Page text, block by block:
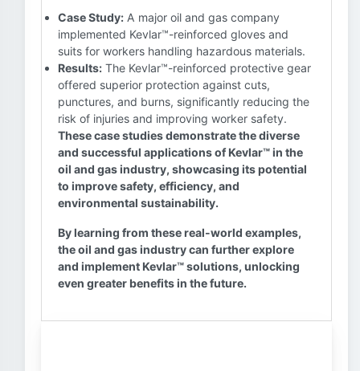
Case Study: A major oil and gas company
implemented Kevlar™-reinforced gloves and
suits for workers handling hazardous materials.
Results: The Kevlar™-reinforced protective gear
offered superior protection against cuts,
punctures, and burns, significantly reducing the
risk of injuries and improving worker safety.
These case studies demonstrate the diverse
and successful applications of Kevlar™ in the
oil and gas industry, showcasing its potential
to improve safety, efficiency, and
environmental sustainability.
By learning from these real-world examples,
the oil and gas industry can further explore
and implement Kevlar™ solutions, unlocking
even greater benefits in the future.